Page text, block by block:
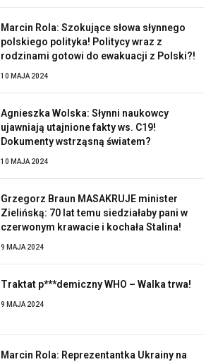
Marcin Rola: Szokujące słowa słynnego
polskiego polityka! Politycy wraz z
rodzinami gotowi do ewakuacji z Polski?!
10 MAJA 2024
Agnieszka Wolska: Słynni naukowcy
ujawniają utajnione fakty ws. C19!
Dokumenty wstrząsną światem?
10 MAJA 2024
Grzegorz Braun MASAKRUJE minister
Zielińską: 70 lat temu siedziałaby pani w
czerwonym krawacie i kochała Stalina!
9 MAJA 2024
Traktat p***demiczny WHO – Walka trwa!
9 MAJA 2024
Marcin Rola: Reprezentantka Ukrainy na